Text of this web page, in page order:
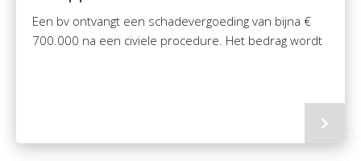
Een bv ontvangt een schadevergoeding van bijna €
700.000 na een civiele procedure. Het bedrag wordt